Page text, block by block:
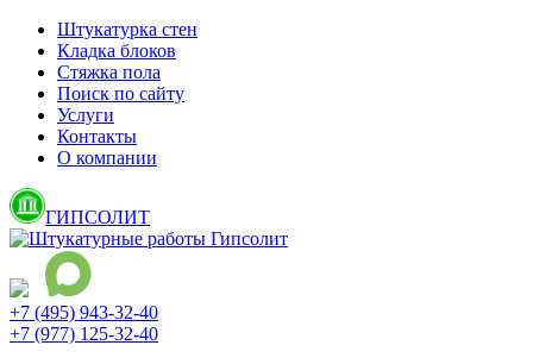
Штукатурка стен
Кладка блоков
Стяжка пола
Поиск по сайту
Услуги
Контакты
О компании
ГИПСОЛИТ
+7 (495) 943-32-40
+7 (977) 125-32-40